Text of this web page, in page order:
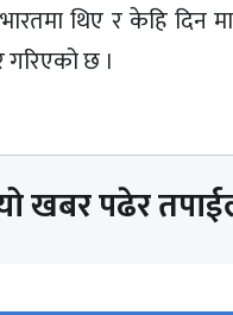
थिए र केहि दिन
छ ।
खबर पढेर